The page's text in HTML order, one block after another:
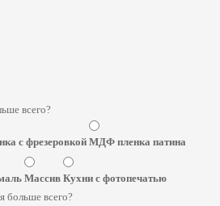
всего?
с фрезеровкойМДФ пленка патина
Массив Кухни с фотопечатью
больше всего?